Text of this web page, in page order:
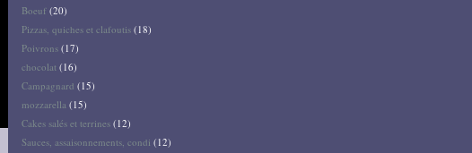
Boeuf (20)
Pizzas, quiches et clafoutis (18)
Poivrons (17)
chocolat (16)
Campagnard (15)
mozzarella (15)
Cakes salés et terrines (12)
Sauces, assaisonnements, condi (12)